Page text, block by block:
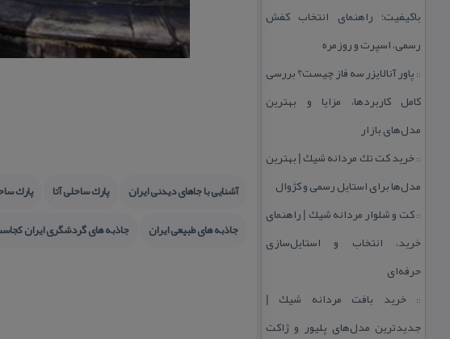
باكیفیت؛ راهنمای انتخاب كفش
رسمی، اسپرت و روزمره
:: پاور آنالایزر سه فاز چیست؟ بررسی
كامل كاربردها، مزایا و بهترین
مدل‌های بازار
::خرید كت تك مردانه شیك | بهترین
مدل‌ها برای استایل رسمی و كژوال
::كت و شلوار مردانه شیك | راهنمای
خرید، انتخاب و استایل‌سازی
حرفه‌ای
::خرید بافت مردانه شیك |
جدیدترین مدل‌های پلیور و ژاكت
آشنایی با جاهای دیدنی ایران پارك ساحلی آتا پارك
جاذبه های طبیعی ایران
جاذبه های گردشگری ایران